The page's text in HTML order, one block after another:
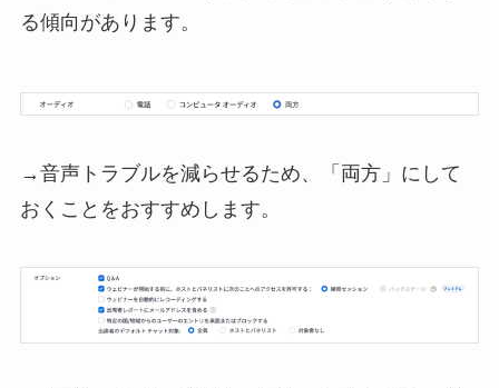
る傾向があります。
→音声トラブルを減らせるため、「両方」にして
おくことをおすすめします。